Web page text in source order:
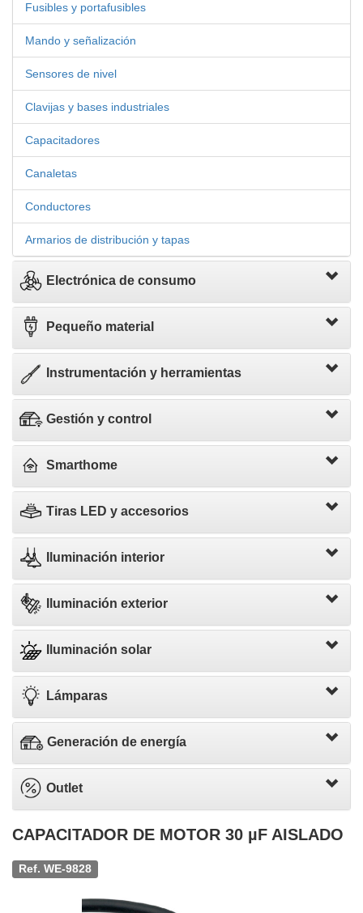
Fusibles y portafusibles
Mando y señalización
Sensores de nivel
Clavijas y bases industriales
Capacitadores
Canaletas
Conductores
Armarios de distribución y tapas
Electrónica de consumo
Pequeño material
Instrumentación y herramientas
Gestión y control
Smarthome
Tiras LED y accesorios
Iluminación interior
Iluminación exterior
Iluminación solar
Lámparas
Generación de energía
Outlet
CAPACITADOR DE MOTOR 30 µF AISLADO
Ref. WE-9828